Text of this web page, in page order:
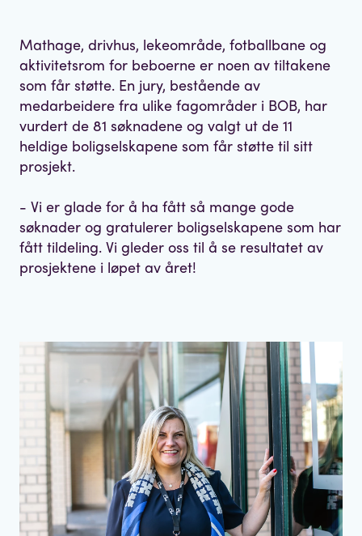
Mathage, drivhus, lekeområde, fotballbane og
aktivitetsrom for beboerne er noen av tiltakene
som får støtte. En jury, bestående av
medarbeidere fra ulike fagområder i BOB, har
vurdert de 81 søknadene og valgt ut de 11
heldige boligselskapene som får støtte til sitt
prosjekt.
- Vi er glade for å ha fått så mange gode
søknader og gratulerer boligselskapene som har
fått tildeling. Vi gleder oss til å se resultatet av
prosjektene i løpet av året!